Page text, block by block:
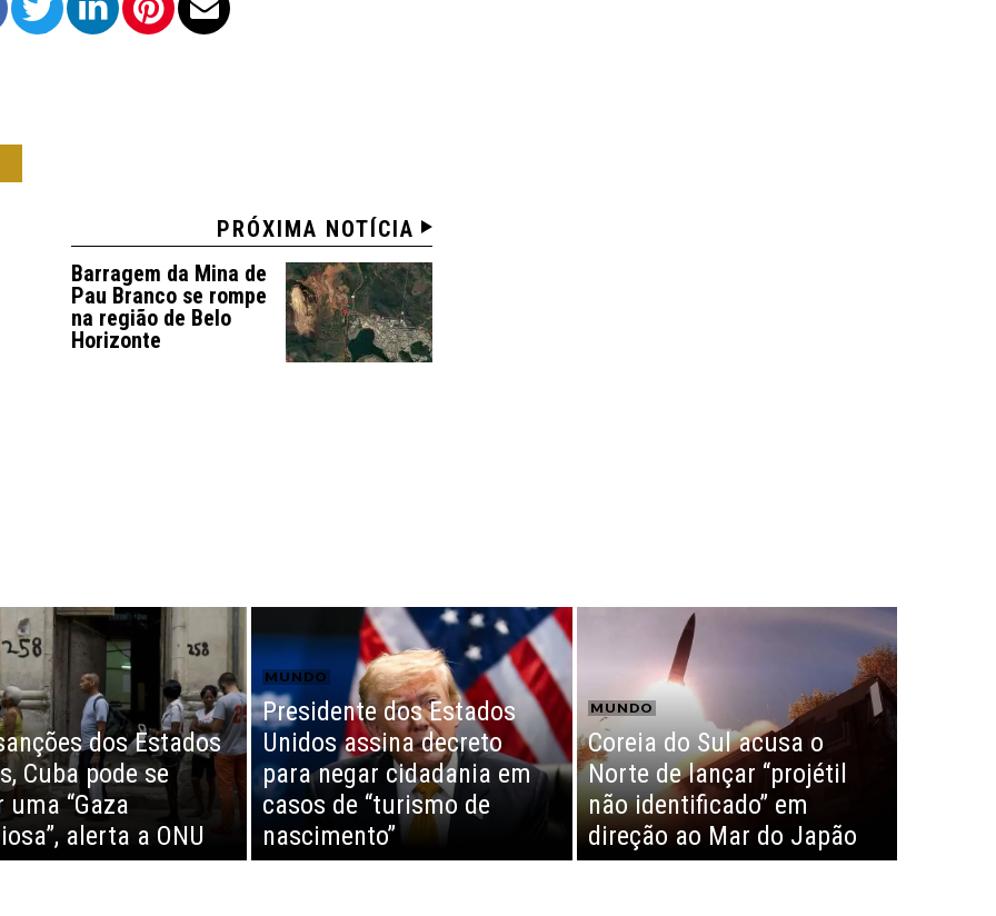
PRÓXIMA NOTÍCIA
Barragem da Mina de
Pau Branco se rompe
na região de Belo
Horizonte
dos Estados
Cuba pode se
“Gaza
alerta a ONU
MUNDO
Presidente dos Estados
Unidos assina decreto
para negar cidadania em
casos de “turismo de
nascimento”
MUNDO
Coreia do Sul acusa o
Norte de lançar “projétil
não identificado” em
direção ao Mar do Japão